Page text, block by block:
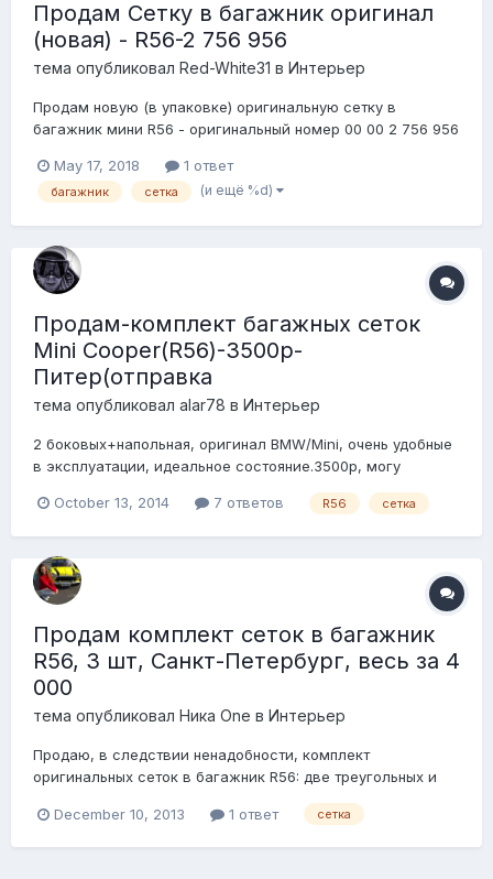
Продам Сетку в багажник оригинал
(новая) - R56-2 756 956
тема опубликовал Red-White31 в Интерьер
Продам новую (в упаковке) оригинальную сетку в
багажник мини R56 - оригинальный номер 00 00 2 756 956
May 17, 2018
1 ответ
багажник сетка (и ещё %d)
Продам-комплект багажных сеток
Mini Cooper(R56)-3500р-
Питер(отправка
тема опубликовал alar78 в Интерьер
2 боковых+напольная, оригинал BMW/Mini, очень удобные
в эксплуатации, идеальное состояние.3500р, могу
оригинальный багажник на крышу(дуги) на Мини
October 13, 2014 7 ответов R56 сетка
Продам комплект сеток в багажник
R56, 3 шт, Санкт-Петербург, весь за 4
000
тема опубликовал Ника One в Интерьер
Продаю, в следствии ненадобности, комплект
оригинальных сеток в багажник R56: две треугольных и
2700 Прямоугольная напольная - 2000 За весь комплект -
December 10, 2013 1 ответ сетка